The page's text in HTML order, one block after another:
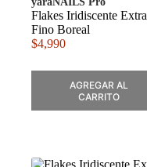
Flakes Iridiscente Extra
Fino Boreal
$4,990
AGREGAR AL
CARRITO